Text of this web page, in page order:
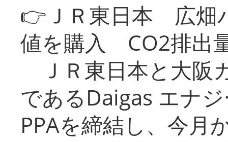
👉ＪＲ東日本 広畑
値を購入 CO2排出
ＪＲ東日本と大阪
であるDaigas エナ
PPAを締結し、今月